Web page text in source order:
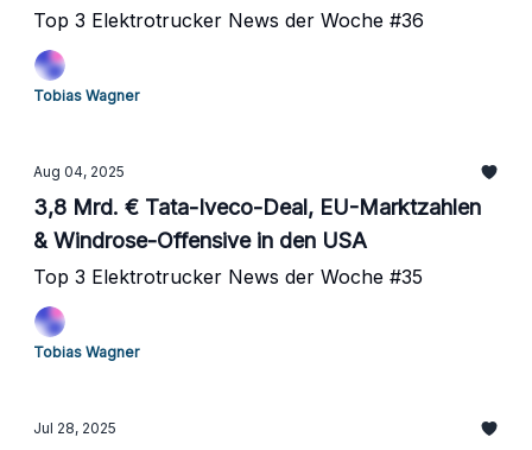
Top 3 Elektrotrucker News der Woche #36
Tobias Wagner
Aug 04, 2025
3,8 Mrd. € Tata-Iveco-Deal, EU-Marktzahlen
& Windrose-Offensive in den USA
Top 3 Elektrotrucker News der Woche #35
Tobias Wagner
Jul 28, 2025